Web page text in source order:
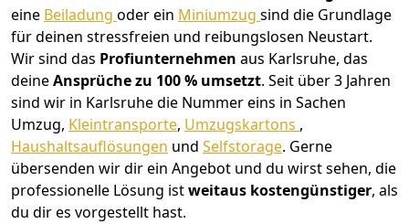
eine Beiladung oder ein Miniumzug sind die Grundlage
für deinen stressfreien und reibungslosen Neustart.
Wir sind das Profiunternehmen aus Karlsruhe, das
deineAnsprüche zu 100 % umsetzt. Seit über 3 Jahren
sind wir in Karlsruhe die Nummer eins in Sachen
Umzug, Kleintransporte, Umzugskartons ,
Haushaltsauflösungen und Selfstorage. Gerne
übersenden wir dir ein Angebot und du wirst sehen, die
professionelle Lösung istweitaus kostengünstiger, als
du dir es vorgestellt hast.